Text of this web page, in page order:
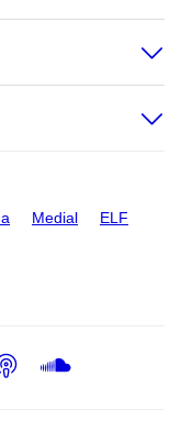
Medial ELF
Podcast